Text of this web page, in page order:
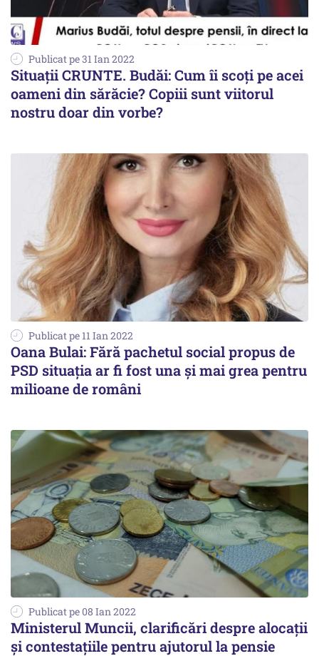
Publicat pe 31 Ian 2022
Situații CRUNTE. Budăi: Cum îi scoți pe acei
oameni din sărăcie? Copiii sunt viitorul
nostru doar din vorbe?
Publicat pe 11 Ian 2022
Oana Bulai: Fără pachetul social propus de
PSD situaţia ar fi fost una şi mai grea pentru
milioane de români
Publicat pe 08 Ian 2022
Ministerul Muncii, clarificări despre alocații
și contestațiile pentru ajutorul la pensie